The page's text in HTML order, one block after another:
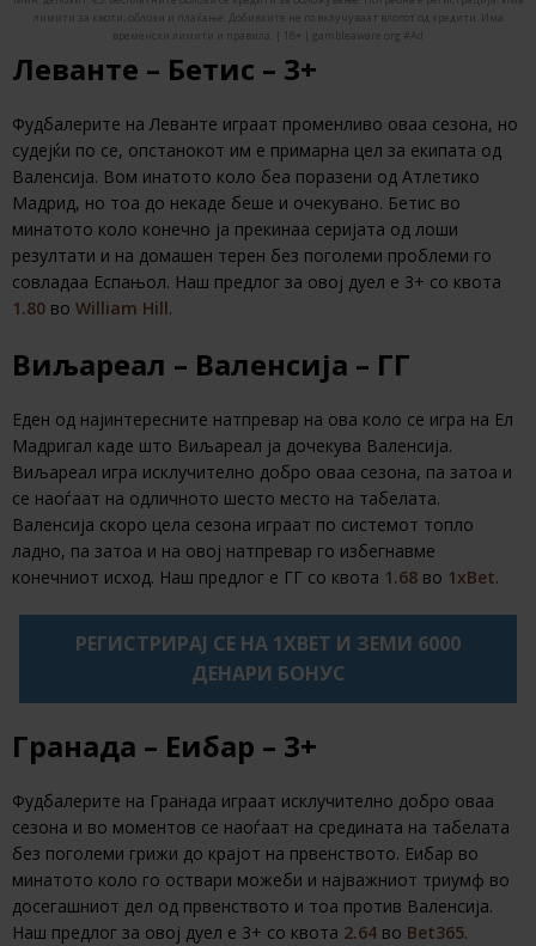
лимити за квоти, облози и плаќање. Добивките не го вклучуваат влогот од кредити. Има
временски лимити и правила. | 18+ | gambleaware.org #Ad
Леванте – Бетис – 3+
Фудбалерите на Леванте играат променливо оваа сезона, но
судејќи по се, опстанокот им е примарна цел за екипата од
Валенсија. Вом инатото коло беа поразени од Атлетико
Мадрид, но тоа до некаде беше и очекувано. Бетис во
минатото коло конечно ја прекинаа серијата од лоши
резултати и на домашен терен без поголеми проблеми го
совладаа Еспањол. Наш предлог за овој дуел е 3+ со квота
1.80 во William Hill.
Виљареал – Валенсија – ГГ
Eден од најинтересните натпревар на ова коло се игра на Ел
Мадригал каде што Виљареал ја дочекува Валенсија.
Виљареал игра исклучително добро оваа сезона, па затоа и
се наоѓаат на одличното шесто место на табелата.
Валенсија скоро цела сезона играат по системот топло
ладно, па затоа и на овој натпревар го избегнавме
конечниот исход. Наш предлог е ГГ со квота 1.68 во 1xBet.
РЕГИСТРИРАЈ СЕ НА 1XBET И ЗЕМИ 6000
ДЕНАРИ БОНУС
Гранада – Еибар – 3+
Фудбалерите на Гранада играат исклучително добро оваа
сезона и во моментов се наоѓаат на средината на табелата
без поголеми грижи до крајот на првенството. Еибар во
минатото коло го оствари можеби и најважниот триумф во
досегашниот дел од првенството и тоа против Валенсија.
Наш предлог за овој дуел е 3+ со квота 2.64 во Bet365.